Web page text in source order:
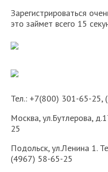
Зарегистрироваться
это займет всего 15
Тел.: +7(800) 301-65-25,
Москва, ул.Бутлерова,
25
Подольск, ул.Ленина 1.
(4967) 58-65-25